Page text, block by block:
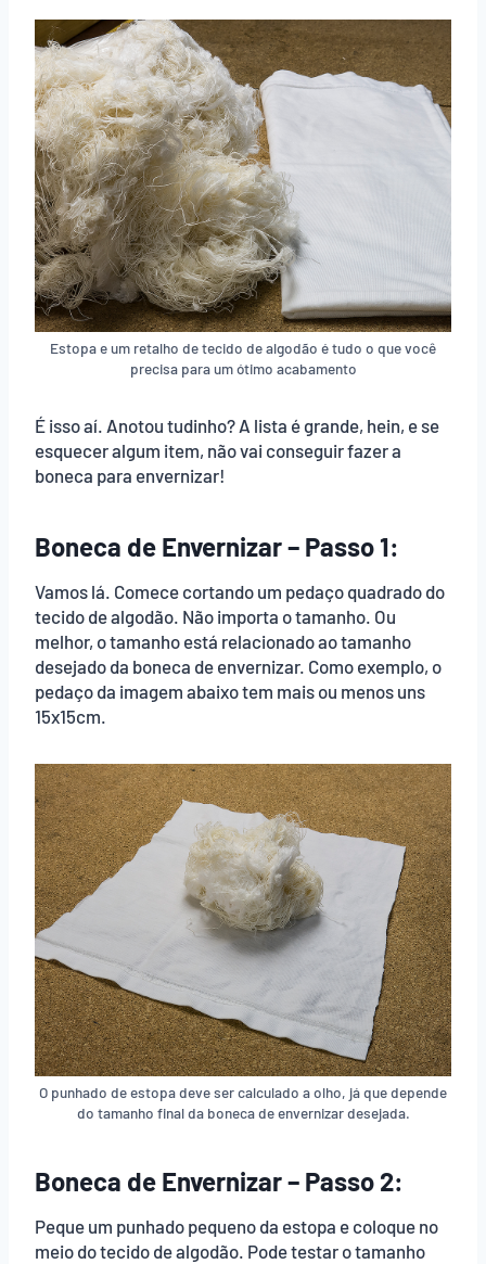
Estopa e um retalho de tecido de algodão é tudo o que você
precisa para um ótimo acabamento
É isso aí. Anotou tudinho? A lista é grande, hein, e se
esquecer algum item, não vai conseguir fazer a
boneca para envernizar!
Boneca de Envernizar – Passo 1:
Vamos lá. Comece cortando um pedaço quadrado do
tecido de algodão. Não importa o tamanho. Ou
melhor, o tamanho está relacionado ao tamanho
desejado da boneca de envernizar. Como exemplo, o
pedaço da imagem abaixo tem mais ou menos uns
15x15cm.
O punhado de estopa deve ser calculado a olho, já que depende
do tamanho final da boneca de envernizar desejada.
Boneca de Envernizar – Passo 2:
Peque um punhado pequeno da estopa e coloque no
meio do tecido de algodão. Pode testar o tamanho